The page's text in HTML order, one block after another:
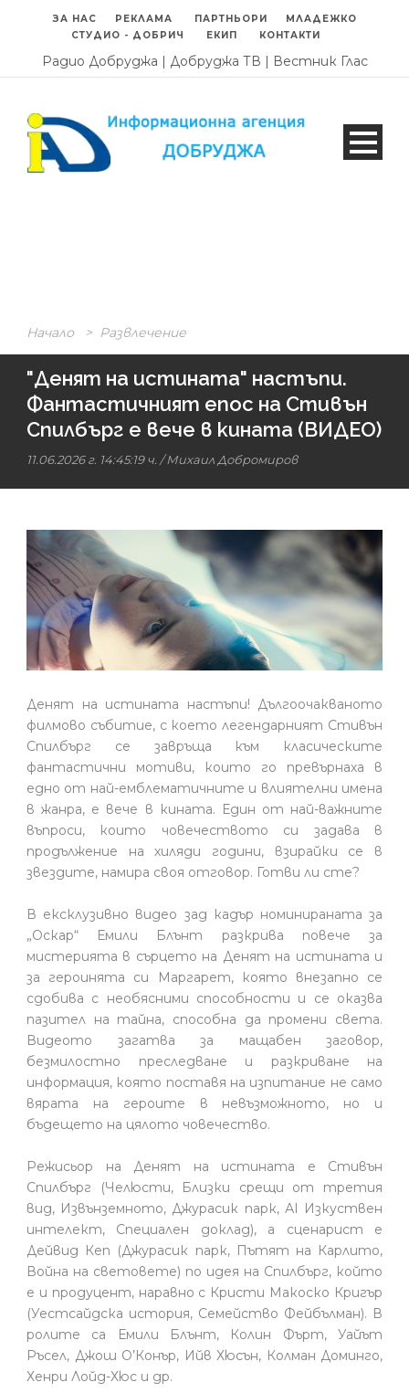
ЗА НАС РЕКЛАМА ПАРТНЬОРИ
МЛАДЕЖКО
СТУДИО - ДОБРИЧ
ЕКИП КОНТАКТИ
Радио Добруджа | Добруджа ТВ | Вестник Глас
Начало > Развлечение
"Денят на истината" настъпи.
Фантастичният епос на Стивън
Спилбърг е вече в кината (ВИДЕО)
11.06.2026 г. 14:45:19 ч. /Михаил Добромиров
Денят на истината настъпи! Дългоочакваното
филмово събитие, с което легендарният Стивън
Спилбърг се завръща към класическите
фантастични мотиви, които го превърнаха в
едно от най-емблематичните и влиятелни имена
в жанра, е вече в кината. Един от най-важните
въпроси, които човечеството си задава в
продължение на хиляди години, взирайки се в
звездите, намира своя отговор. Готви ли сте?
В ексклузивно видео зад кадър номинираната за
„Оскар“ Емили Блънт разкрива повече за
мистерията в сърцето на Денят на истината и
за героинята си Маргарет, която внезапно се
сдобива с необясними способности и се оказва
пазител на тайна, способна да промени света.
Видеото загатва за мащабен заговор,
безмилостно преследване и разкриване на
информация, която поставя на изпитание не само
вярата на героите в невъзможното, но и
бъдещето на цялото човечество.
Режисьор на Денят на истината е Стивън
Спилбърг (Челюсти, Близки срещи от третия
вид, Извънземното, Джурасик парк, АI Изкуствен
интелект, Специален доклад), а сценарист е
Дейвид Кеп (Джурасик парк, Пътят на Карлито,
Война на световете) по идея на Спилбърг, който
е и продуцент, наравно с Кристи Макоско Кригър
(Уестсайдска история, Семейство Фейбълман). В
ролите са Емили Блънт, Колин Фърт, Уайът
Ръсел, Джош О’Конър, Ийв Хюсън, Колман Доминго,
Хенри Лойд-Хюс и др.